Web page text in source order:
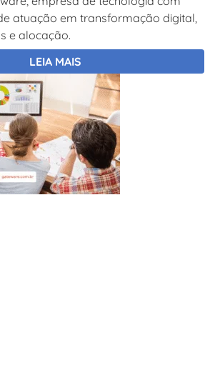
atuação em transformação digital,
e alocação.
LEIA MAIS